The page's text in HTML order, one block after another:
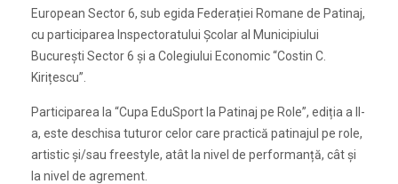
European Sector 6, sub egida Federației Romane de Patinaj,
cu participarea Inspectoratului Școlar al Municipiului
București Sector 6 și a Colegiului Economic “Costin C.
Kirițescu”.
Participarea la “Cupa EduSport la Patinaj pe Role”, ediția a II-
a, este deschisa tuturor celor care practică patinajul pe role,
artistic și/sau freestyle, atât la nivel de performanță, cât și
la nivel de agrement.